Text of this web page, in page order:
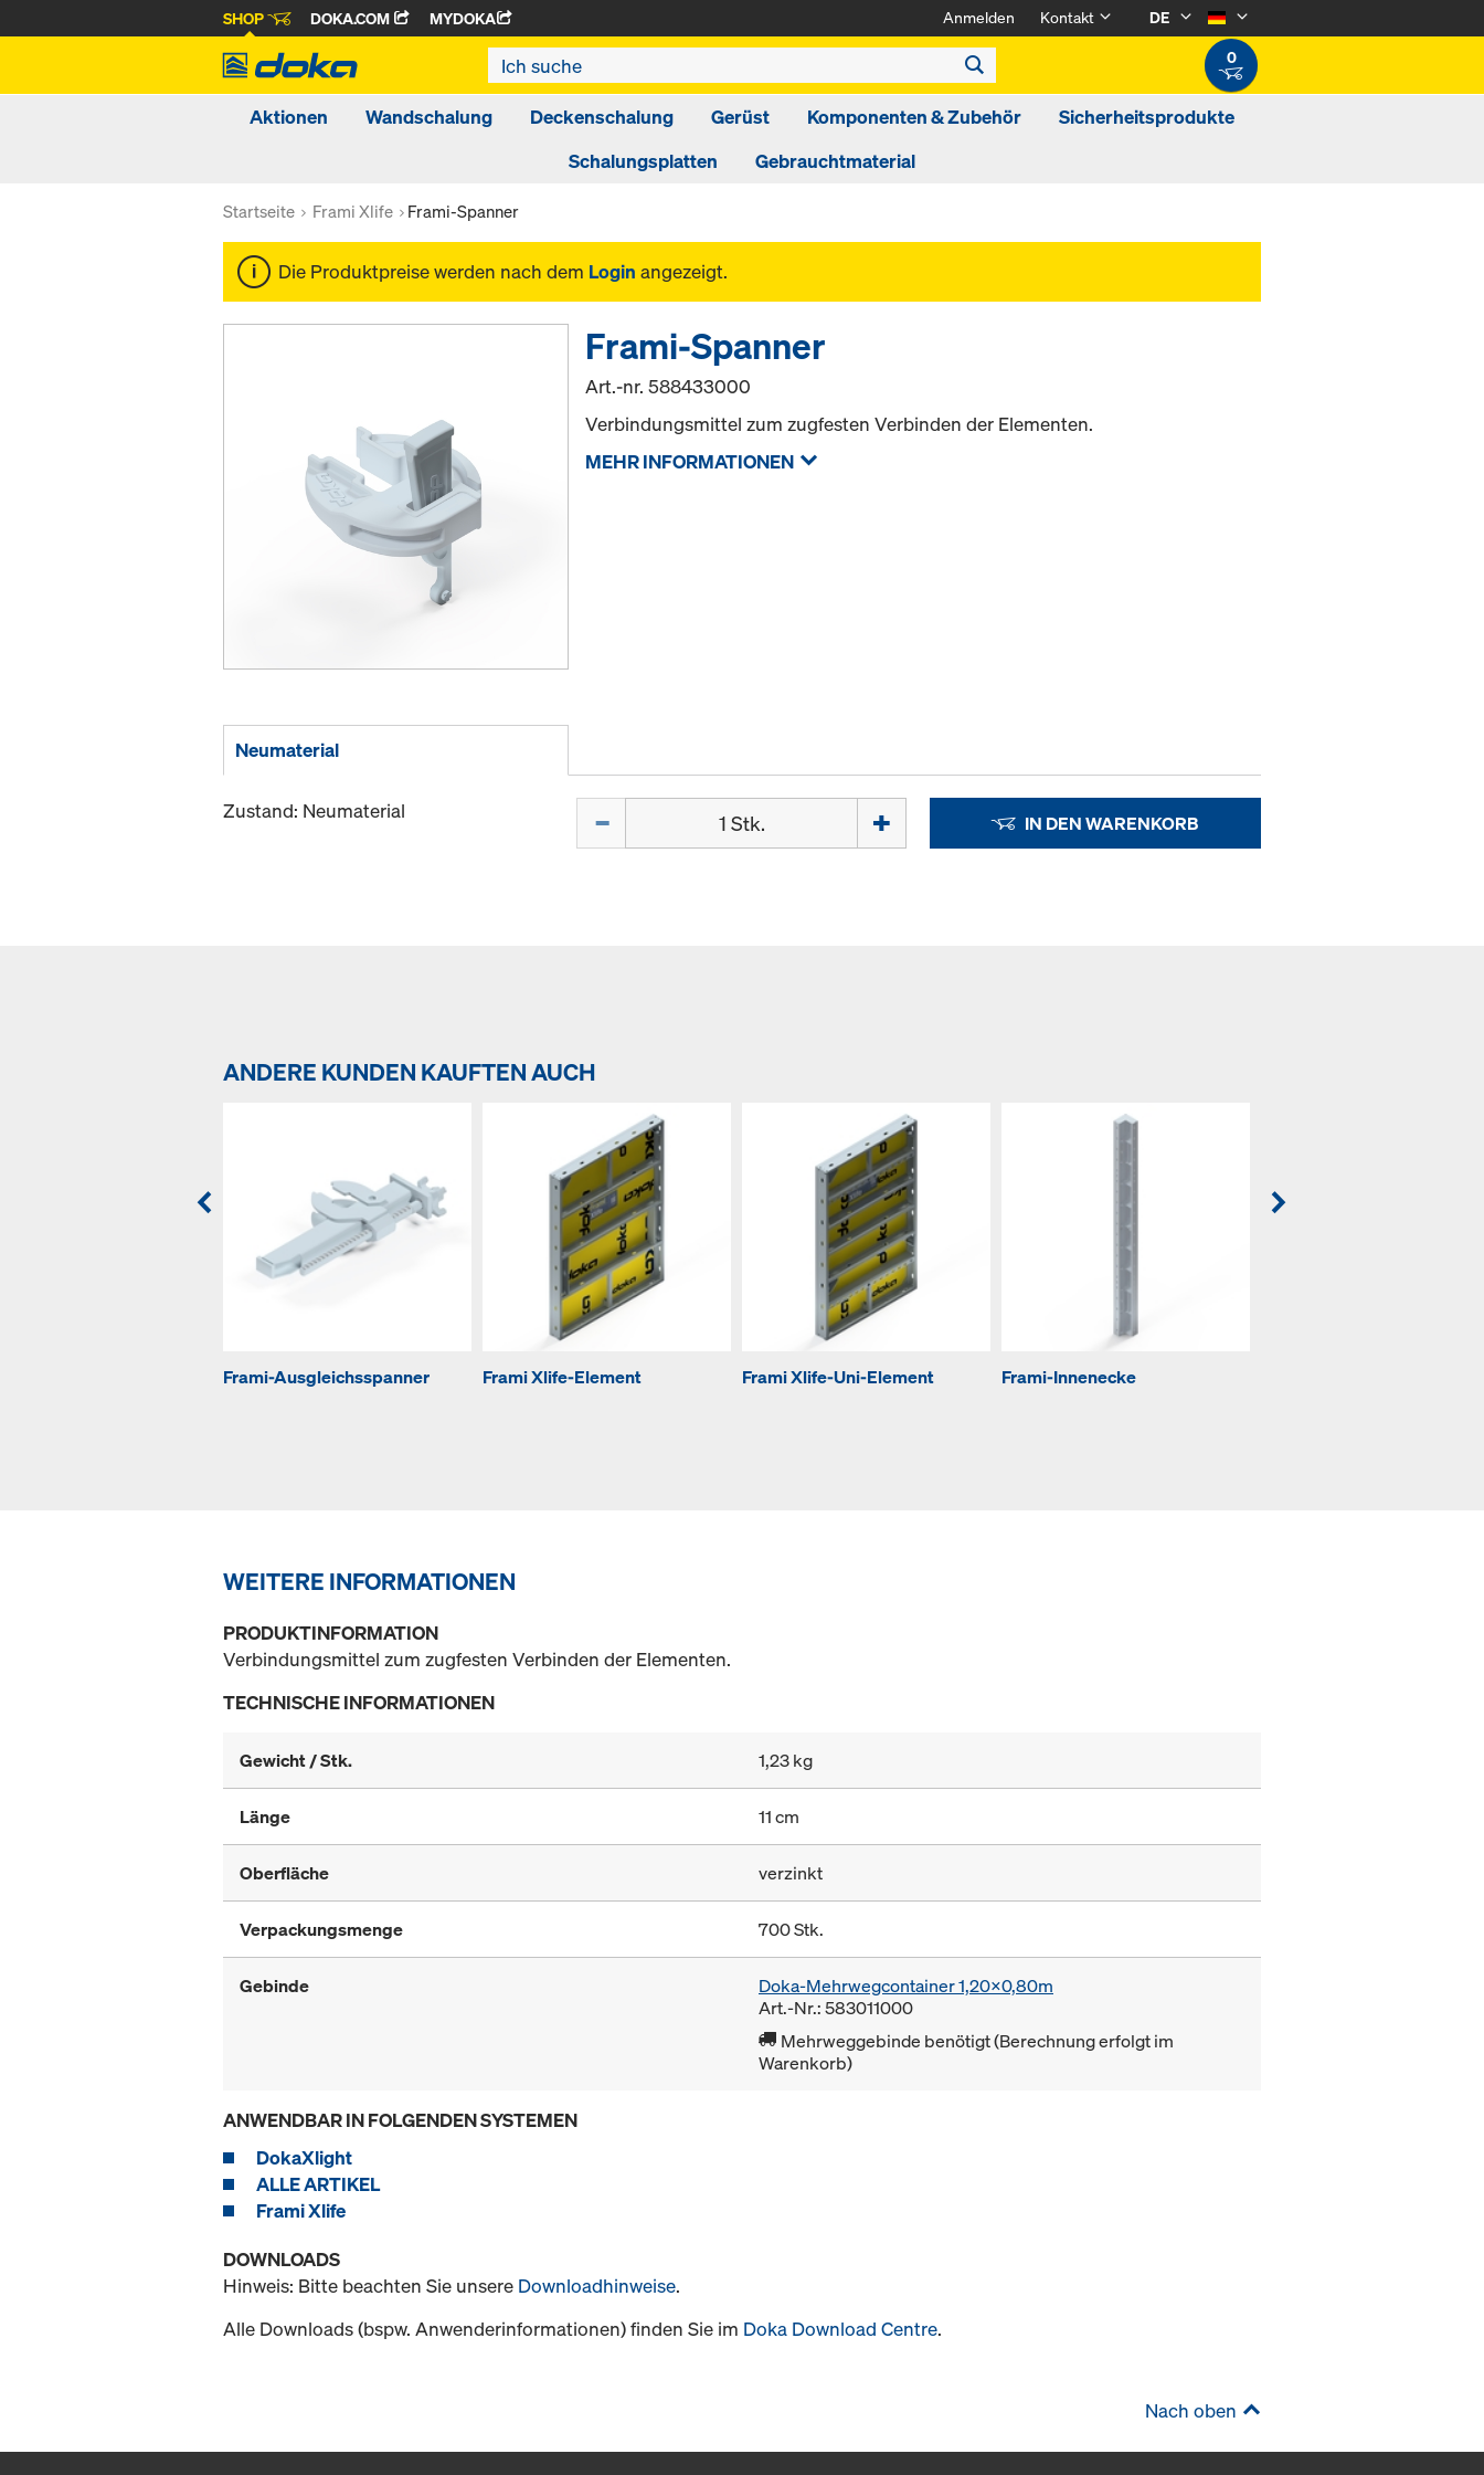
SHOP DOKA.COM MYDOKA Anmelden Kontakt
DE
0
Aktionen Wandschalung Deckenschalung Gerüst Komponenten & Zubehör
Sicherheitsprodukte
Schalungsplatten
Gebrauchtmaterial
Startseite Frami Xlife Frami-Spanner
Die Produktpreise werden nach dem Login angezeigt.
Frami-Spanner
Art.-nr.588433000
Verbindungsmittel zum zugfesten Verbinden der Elementen.
MEHR INFORMATIONEN
Neumaterial
Zustand: Neumaterial IN DEN WARENKORB
ANDERE KUNDEN KAUFTEN AUCH
Frami-Ausgleichsspanner Frami Xlife-Element Frami Xlife-Uni-Element Frami-Innenecke
WEITERE INFORMATIONEN
PRODUKTINFORMATION
Verbindungsmittel zum zugfesten Verbinden der Elementen.
TECHNISCHE INFORMATIONEN
Gewicht / Stk. 1,23 kg
Länge 11 cm
Oberfläche verzinkt
Verpackungsmenge 700 Stk.
Gebinde
Doka-Mehrwegcontainer 1,20x0,80m
Art.-Nr.: 583011000
Mehrweggebinde benötigt (Berechnung erfolgt im
Warenkorb)
ANWENDBAR IN FOLGENDEN SYSTEMEN
DokaXlight
ALLE ARTIKEL
Frami Xlife
DOWNLOADS
Hinweis: Bitte beachten Sie unsere Downloadhinweise.
Alle Downloads (bspw. Anwenderinformationen) finden Sie im Doka Download Centre.
Nach oben